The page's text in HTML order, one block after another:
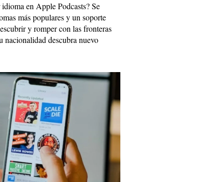
en Apple Podcasts? Se
más populares y un soporte
y romper con las fronteras
nacionalidad descubra nuevo